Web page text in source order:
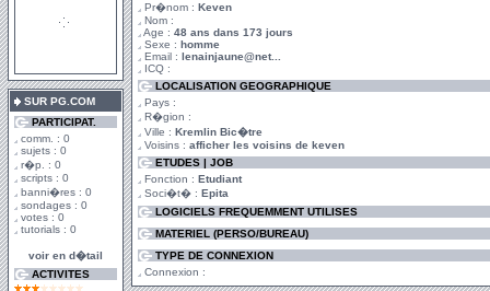
SUR PG.COM
PARTICIPAT.
comm. : 0
sujets : 0
r�p. : 0
scripts : 0
banni�res : 0
sondages : 0
votes : 0
tutorials : 0
voir en d�tail
ACTIVITES
Pr�nom : Keven
Nom :
Age : 48 ans dans 173 jours
Sexe : homme
Email : lenainjaune@net...
ICQ :
LOCALISATION GEOGRAPHIQUE
Pays :
R�gion :
Ville : Kremlin Bic�tre
Voisins : afficher les voisins de keven
ETUDES | JOB
Fonction : Etudiant
Soci�t� : Epita
LOGICIELS FREQUEMMENT UTILISES
MATERIEL (PERSO/BUREAU)
TYPE DE CONNEXION
Connexion :